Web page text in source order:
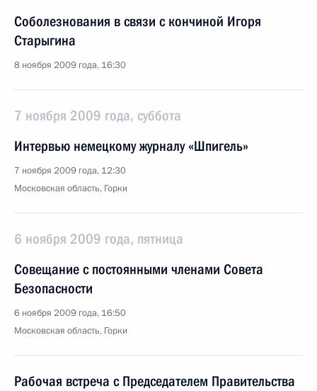
Соболезнования в связи с кончиной Игоря
Старыгина
8 ноября 2009 года, 16:30
7 ноября 2009 года, суббота
Интервью немецкому журналу «Шпигель»
7 ноября 2009 года, 12:30
Московская область, Горки
6 ноября 2009 года, пятница
Совещание с постоянными членами Совета
Безопасности
6 ноября 2009 года, 16:50
Московская область, Горки
Рабочая встреча с Председателем Правительства